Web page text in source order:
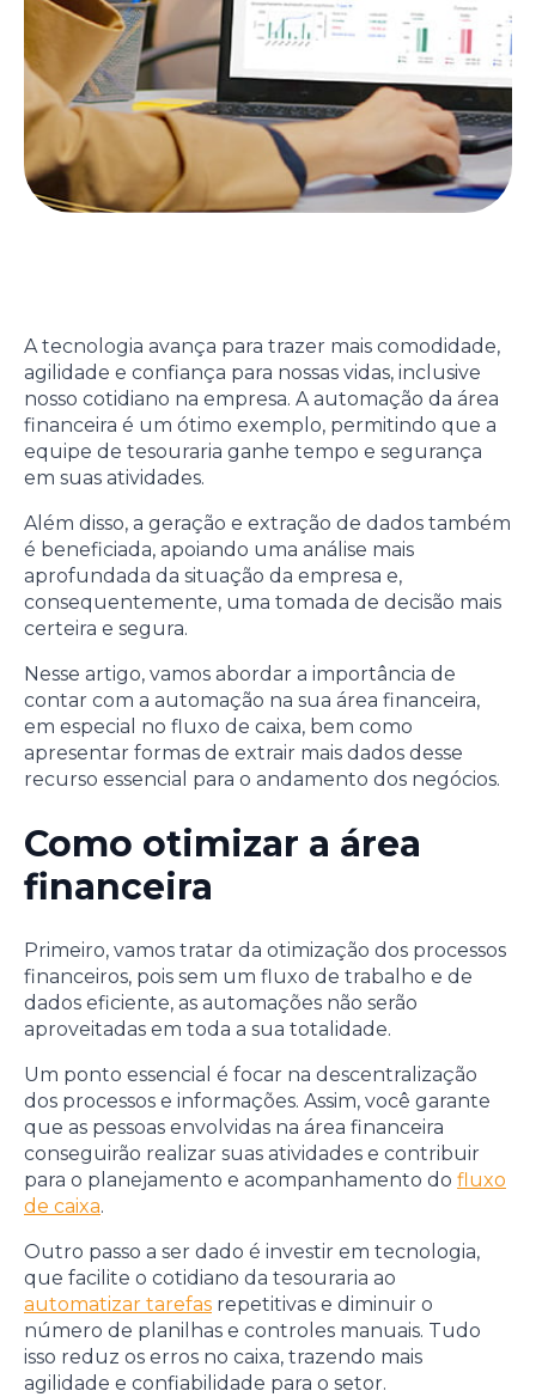
A tecnologia avança para trazer mais comodidade,
agilidade e confiança para nossas vidas, inclusive
nosso cotidiano na empresa. A automação da área
financeira é um ótimo exemplo, permitindo que a
equipe de tesouraria ganhe tempo e segurança
em suas atividades.
Além disso, a geração e extração de dados também
é beneficiada, apoiando uma análise mais
aprofundada da situação da empresa e,
consequentemente, uma tomada de decisão mais
certeira e segura.
Nesse artigo, vamos abordar a importância de
contar com a automação na sua área financeira,
em especial no fluxo de caixa, bem como
apresentar formas de extrair mais dados desse
recurso essencial para o andamento dos negócios.
Como otimizar a área
financeira
Primeiro, vamos tratar da otimização dos processos
financeiros, pois sem um fluxo de trabalho e de
dados eficiente, as automações não serão
aproveitadas em toda a sua totalidade.
Um ponto essencial é focar na descentralização
dos processos e informações. Assim, você garante
que as pessoas envolvidas na área financeira
conseguirão realizar suas atividades e contribuir
para o planejamento e acompanhamento do fluxo
de caixa.
Outro passo a ser dado é investir em tecnologia,
que facilite o cotidiano da tesouraria ao
automatizar tarefas repetitivas e diminuir o
número de planilhas e controles manuais. Tudo
isso reduz os erros no caixa, trazendo mais
agilidade e confiabilidade para o setor.